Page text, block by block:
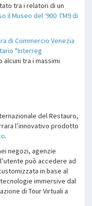
tra i relatori di un
il Museo del ‘900 l'M9 di
di Commercio Venezia
"Interreg
alcuni tra i massimi
del Restauro,
l’innovativo prodotto
.
negozi, agenzie
può accedere ad
in base al
immersive dal
di Tour Virtuali a